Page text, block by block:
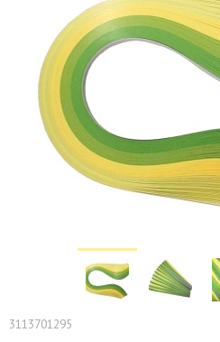
3113701295